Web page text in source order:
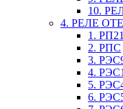
10.
4. РЕЛЕ
1. РП21
2. РПС
3.
4.
5.
6.